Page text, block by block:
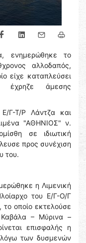
ενημερώθηκε το
αλλοδαπός,
είχε καταπλεύσει
άμεσης
Γ-Τ/Ρ Λάντζα και
"ΑΘΗΝΙΟΣ" ν.
σε ιδιωτική
προς συνέχιση
του.
η Λιμενική
του Ε/Γ-Ο/Γ
το οποίο εκτελούσε
Καβάλα – Μύρινα –
επισφαλής η
λόγω των δυσμενών